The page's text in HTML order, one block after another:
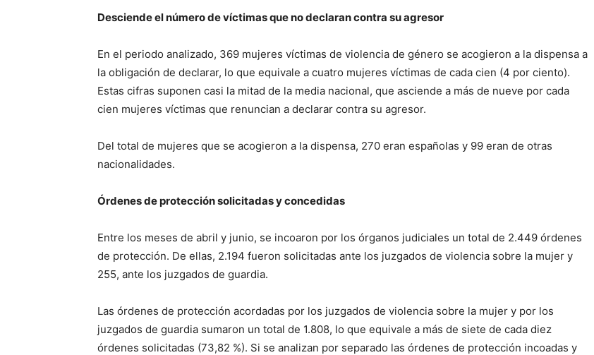
Desciende el número de víctimas que no declaran contra su agresor
En el periodo analizado, 369 mujeres víctimas de violencia de género se acogieron a la dispensa a
la obligación de declarar, lo que equivale a cuatro mujeres víctimas de cada cien (4 por ciento).
Estas cifras suponen casi la mitad de la media nacional, que asciende a más de nueve por cada
cien mujeres víctimas que renuncian a declarar contra su agresor.
Del total de mujeres que se acogieron a la dispensa, 270 eran españolas y 99 eran de otras
nacionalidades.
Órdenes de protección solicitadas y concedidas
Entre los meses de abril y junio, se incoaron por los órganos judiciales un total de 2.449 órdenes
de protección. De ellas, 2.194 fueron solicitadas ante los juzgados de violencia sobre la mujer y
255, ante los juzgados de guardia.
Las órdenes de protección acordadas por los juzgados de violencia sobre la mujer y por los
juzgados de guardia sumaron un total de 1.808, lo que equivale a más de siete de cada diez
órdenes solicitadas (73,82 %). Si se analizan por separado las órdenes de protección incoadas y